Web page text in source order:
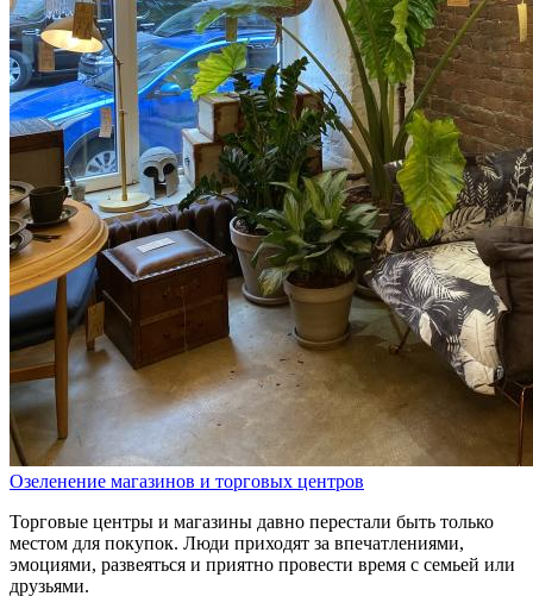
Озеленение магазинов и торговых центров
Торговые центры и магазины давно перестали быть только
местом для покупок. Люди приходят за впечатлениями,
эмоциями, развеяться и приятно провести время с семьей или
друзьями.